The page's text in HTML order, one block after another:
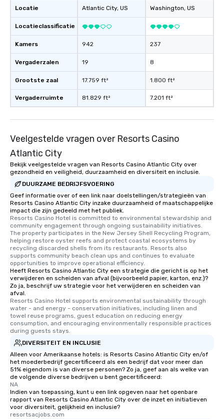
Locatie
Locatieclassificatie
Kamers
Vergaderzalen
Grootste zaal
Vergaderruimte
Atlantic City, US
942
19
17.759 ft²
81.829 ft²
Washington, US
237
8
1.800 ft²
7.201 ft²
Veelgestelde vragen over Resorts Casino
Atlantic City
Bekijk veelgestelde vragen van Resorts Casino Atlantic City over
gezondheid en veiligheid, duurzaamheid en diversiteit en inclusie.
DUURZAME BEDRIJFSVOERING
Geef informatie over of een link naar doelstellingen/strategieën van
Resorts Casino Atlantic City inzake duurzaamheid of maatschappelijke
impact die zijn gedeeld met het publiek.
Resorts Casino Hotel is committed to environmental stewardship and
community engagement through ongoing sustainability initiatives.
The property participates in the New Jersey Shell Recycling Program,
helping restore oyster reefs and protect coastal ecosystems by
recycling discarded shells from its restaurants. Resorts also
supports community beach clean ups and continues to evaluate
opportunities to improve operational efficiency.
Heeft Resorts Casino Atlantic City een strategie die gericht is op het
verwijderen en scheiden van afval (bijvoorbeeld papier, karton, enz.)?
Zo ja, beschrijf uw strategie voor het verwijderen en scheiden van
afval.
Resorts Casino Hotel supports environmental sustainability through
water - and energy - conservation initiatives, including linen and
towel reuse programs, guest education on reducing energy
consumption, and encouraging environmentally responsible practices
during guests stays.
DIVERSITEIT EN INCLUSIE
Alleen voor Amerikaanse hotels: is Resorts Casino Atlantic City en/of
het moederbedrijf gecertificeerd als een bedrijf dat voor meer dan
51% eigendom is van diverse personen? Zo ja, geef aan als welke van
de volgende diverse bedrijven u bent gecertificeerd:
NA
Indien van toepassing, kunt u een link opgeven naar het openbare
rapport van Resorts Casino Atlantic City over de inzet en initiatieven
voor diversiteit, gelijkheid en inclusie?
resortsacjobs.com